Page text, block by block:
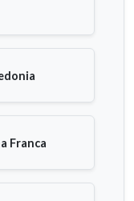
Franca